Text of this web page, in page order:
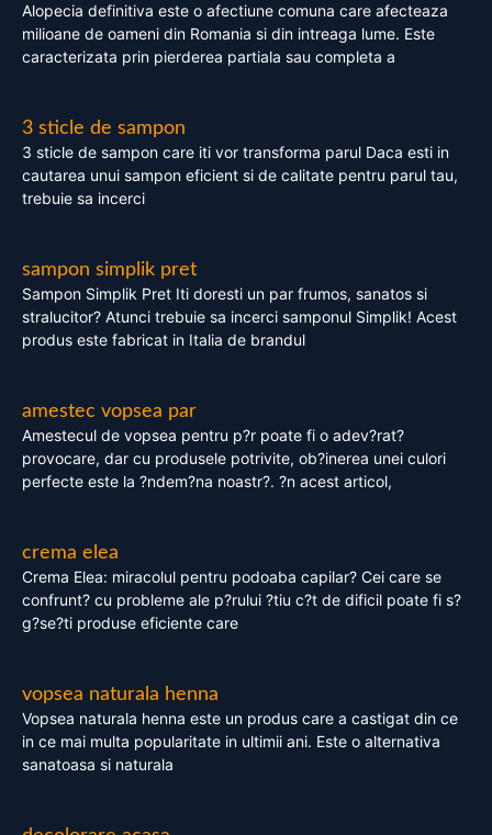
Alopecia definitiva este o afectiune comuna care afecteaza
milioane de oameni din Romania si din intreaga lume. Este
caracterizata prin pierderea partiala sau completa a
3 sticle de sampon
3 sticle de sampon care iti vor transforma parul Daca esti in
cautarea unui sampon eficient si de calitate pentru parul tau,
trebuie sa incerci
sampon simplik pret
Sampon Simplik Pret Iti doresti un par frumos, sanatos si
stralucitor? Atunci trebuie sa incerci samponul Simplik! Acest
produs este fabricat in Italia de brandul
amestec vopsea par
Amestecul de vopsea pentru p?r poate fi o adev?rat?
provocare, dar cu produsele potrivite, ob?inerea unei culori
perfecte este la ?ndem?na noastr?. ?n acest articol,
crema elea
Crema Elea: miracolul pentru podoaba capilar? Cei care se
confrunt? cu probleme ale p?rului ?tiu c?t de dificil poate fi s?
g?se?ti produse eficiente care
vopsea naturala henna
Vopsea naturala henna este un produs care a castigat din ce
in ce mai multa popularitate in ultimii ani. Este o alternativa
sanatoasa si naturala